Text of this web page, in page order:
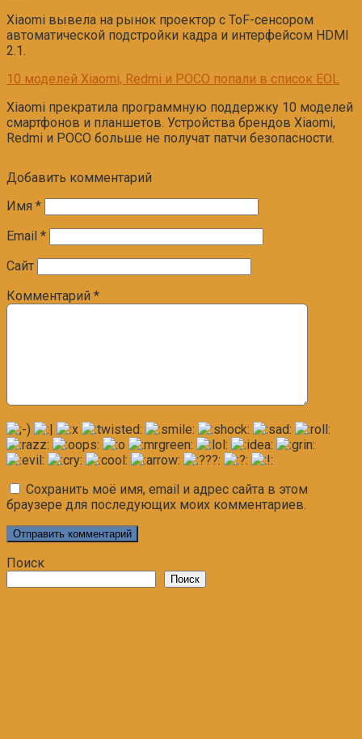
Xiaomi вывела на рынок проектор с ToF-сенсором
автоматической подстройки кадра и интерфейсом HDMI
2.1.
10 моделей Xiaomi, Redmi и POCO попали в список EOL
Xiaomi прекратила программную поддержку 10 моделей
смартфонов и планшетов. Устройства брендов Xiaomi,
Redmi и POCO больше не получат патчи безопасности.
Добавить комментарий
Имя *
Email *
Сайт
Комментарий *
Сохранить моё имя, email и адрес сайта в этом
браузере для последующих моих комментариев.
Поиск
Поиск